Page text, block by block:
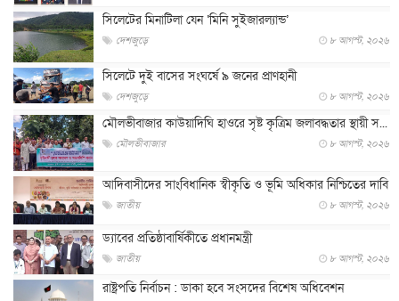
সিলেটের মিনাটিলা যেন ‘মিনি সুইজারল্যান্ড’
দেশজুড়ে ৮ আগস্ট, ২০২৬
সিলেটে দুই বাসের সংঘর্ষে ৯ জনের প্রাণহানী
দেশজুড়ে ৮ আগস্ট, ২০২৬
মৌলভীবাজার কাউয়াদিঘি হাওরে সৃষ্ট কৃত্রিম জলাবদ্ধতার স্থায়ী স...
মৌলভীবাজার ৮ আগস্ট, ২০২৬
আদিবাসীদের সাংবিধানিক স্বীকৃতি ও ভূমি অধিকার নিশ্চিতের দাবি
জাতীয় ৮ আগস্ট, ২০২৬
ড্যাবের প্রতিষ্ঠাবার্ষিকীতে প্রধানমন্ত্রী
জাতীয় ৮ আগস্ট, ২০২৬
রাষ্ট্রপতি নির্বাচন : ডাকা হবে সংসদের বিশেষ অধিবেশন